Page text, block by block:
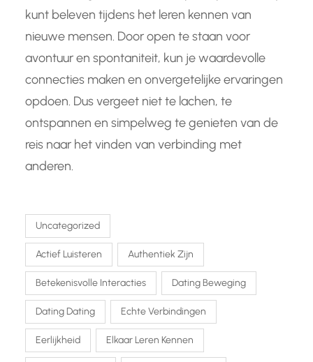
kunt beleven tijdens het leren kennen van
nieuwe mensen. Door open te staan voor
avontuur en spontaniteit, kun je waardevolle
connecties maken en onvergetelijke ervaringen
opdoen. Dus vergeet niet te lachen, te
ontspannen en simpelweg te genieten van de
reis naar het vinden van verbinding met
anderen.
Uncategorized
Actief Luisteren Authentiek Zijn
Betekenisvolle Interacties Dating Beweging
Dating Dating Echte Verbindingen
Eerlijkheid Elkaar Leren Kennen